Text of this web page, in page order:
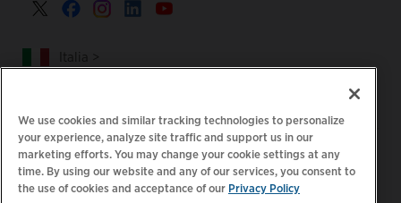
Italia >
Informativa sulla privacy | Le tue scelte sulla privacy
Note legali | Dichiarazione sull'accessibilità |
Codice di
condotta dei fornitori
| Informazioni EPR
We use cookies and similar tracking technologies to personalize
your experience, analyze site traffic and support us in our
marketing efforts. You may change your cookie settings at any
time. By using our website and any of our services, you consent to
the use of cookies and acceptance of our Privacy Policy